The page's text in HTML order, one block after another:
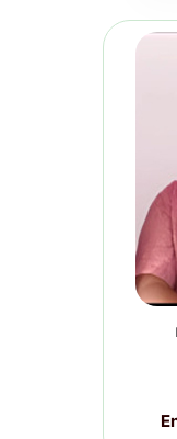
Campus
Read